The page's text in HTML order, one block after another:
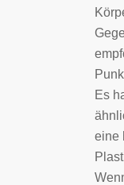
Es
eine